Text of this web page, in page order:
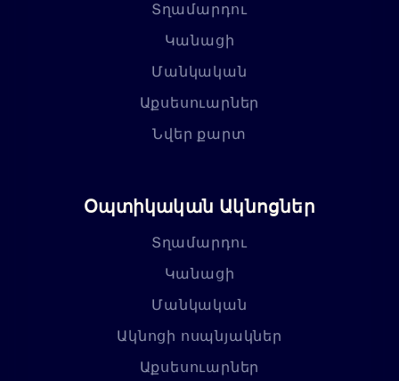
Տղամարդու
Կանացի
Մանկական
Աքսեսուարներ
Նվեր քարտ
Օպտիկական Ակնոցներ
Տղամարդու
Կանացի
Մանկական
Ակնոցի ոսպնյակներ
Աքսեսուարներ